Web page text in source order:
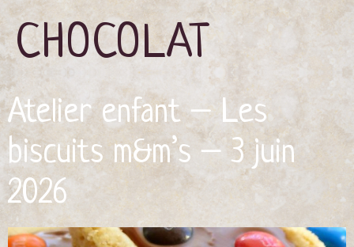
CHOCOLAT
Atelier enfant – Les
biscuits m&m’s – 3 juin
2026